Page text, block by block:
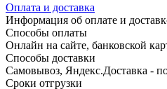
Оплата и доставка
Информация об оплате и
Способы оплаты
Онлайн на сайте, банковской
Способы доставки
Самовывоз, Яндекс.Доставка -
Сроки отгрузки